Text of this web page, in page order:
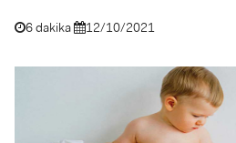
6 dakika 12/10/2021